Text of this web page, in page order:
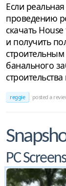
Если
проведению
скачать
и получить
строительным
банального
reggie posted a
PC